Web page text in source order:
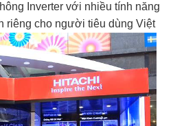
Inverter với nhiều tính năng
riêng cho người tiêu dùng Việt